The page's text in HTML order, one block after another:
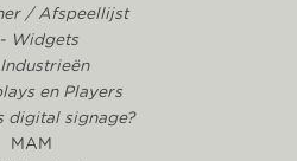
/ Afspeellijst
- Widgets
en Players
digital signage?
MAM